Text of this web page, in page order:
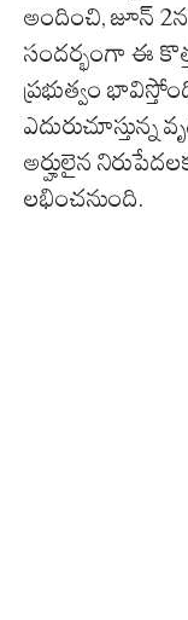
అందించి, జూన్
సందర్భంగా ఈ
ప్రభుత్వం
ఎదురుచూస్తున్న
అర్హులైన
లభించనుంది.